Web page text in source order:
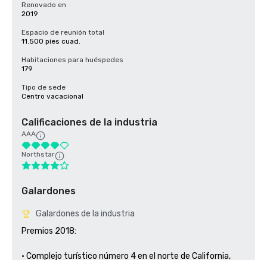
Renovado en
2019
Espacio de reunión total
11.500 pies cuad.
Habitaciones para huéspedes
179
Tipo de sede
Centro vacacional
Calificaciones de la industria
AAA
Northstar
Galardones
Galardones de la industria
Premios 2018:
• Complejo turístico número 4 en el norte de California,